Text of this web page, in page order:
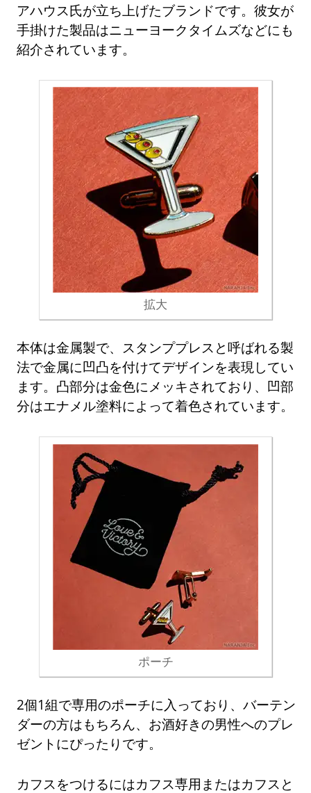
アハウス氏が立ち上げたブランドです。彼女が
手掛けた製品はニューヨークタイムズなどにも
紹介されています。
拡大
本体は金属製で、スタンププレスと呼ばれる製
法で金属に凹凸を付けてデザインを表現してい
ます。凸部分は金色にメッキされており、凹部
分はエナメル塗料によって着色されています。
ポーチ
2個1組で専用のポーチに入っており、バーテン
ダーの方はもちろん、お酒好きの男性へのプレ
ゼントにぴったりです。
カフスをつけるにはカフス専用またはカフスと